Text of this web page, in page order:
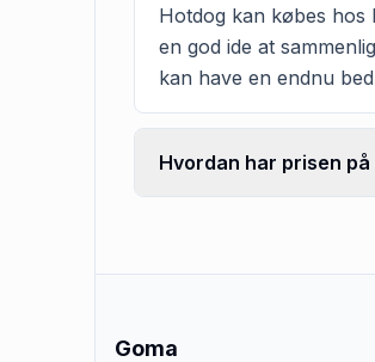
Hotdog kan købes hos
en god ide at
kan have en endnu
Hvordan har prisen
Goma